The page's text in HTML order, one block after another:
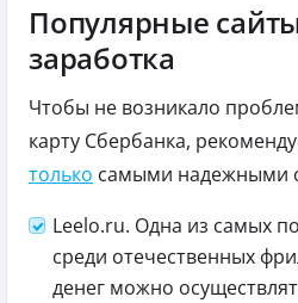
Популярные
заработка
Чтобы не возникало
карту Сбербанка,
только самыми надежными
Leelo.ru. Одна из самых
среди отечественных
денег можно